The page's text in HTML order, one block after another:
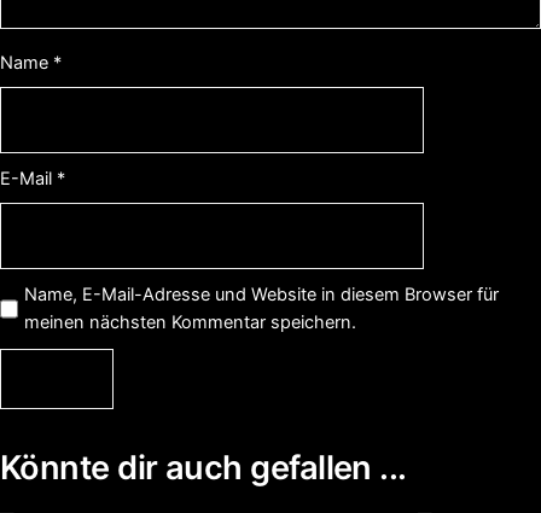
Name *
E-Mail *
Name, E-Mail-Adresse und Website in diesem Browser für
meinen nächsten Kommentar speichern.
Könnte dir auch gefallen ...